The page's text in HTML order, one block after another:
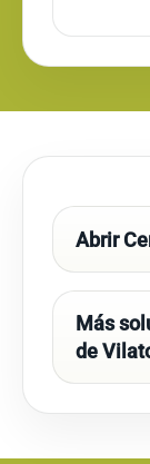
Abrir
Más
de